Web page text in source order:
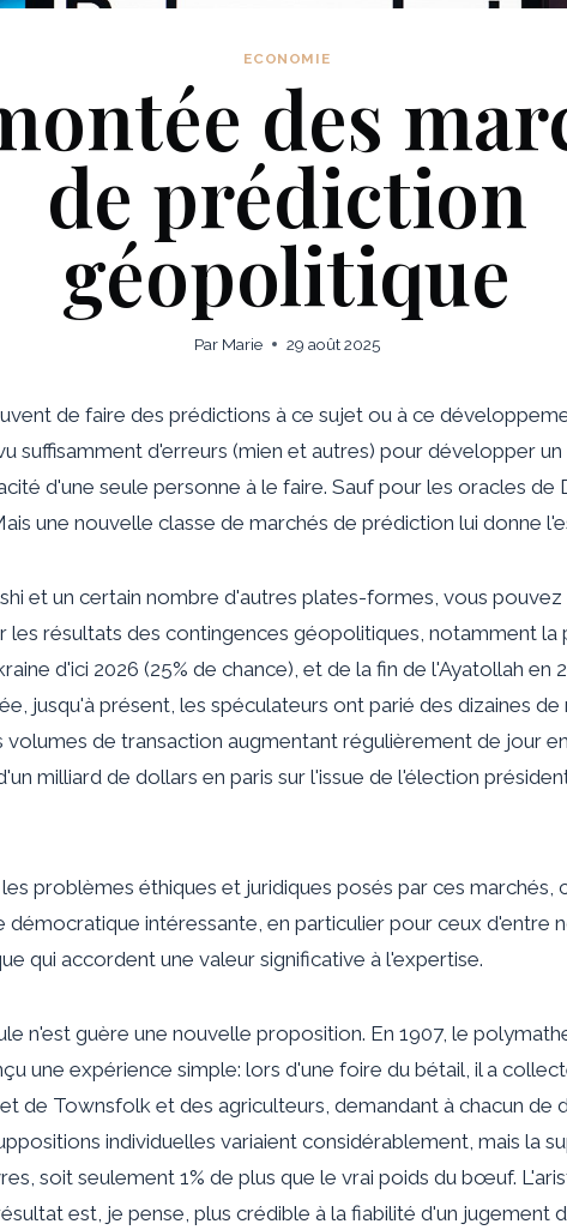
ECONOMIE
des
de prédiction
géopolitique
Par Marie 29 août 2025
de faire des prédictions à ce sujet ou à ce
suffisamment d'erreurs (mien et autres) pour développer
d'une seule personne à le faire. Sauf pour les oracles de
une nouvelle classe de marchés de prédiction lui donne
et un certain nombre d'autres plates-formes, vous
les résultats des contingences géopolitiques, notamment la
d'ici 2026 (25% de chance), et de la fin de l'Ayatollah en
jusqu'à présent, les spéculateurs ont parié des dizaines
volumes de transaction augmentant régulièrement de jour
milliard de dollars en paris sur l'issue de l'élection
problèmes éthiques et juridiques posés par ces marchés,
démocratique intéressante, en particulier pour ceux d'entre
qui accordent une valeur significative à l'expertise.
n'est guère une nouvelle proposition. En 1907, le
une expérience simple: lors d'une foire du bétail, il a
de Townsfolk et des agriculteurs, demandant à chacun de
individuelles variaient considérablement, mais la
soit seulement 1% de plus que le vrai poids du bœuf.
est, je pense, plus crédible à la fiabilité d'un jugement